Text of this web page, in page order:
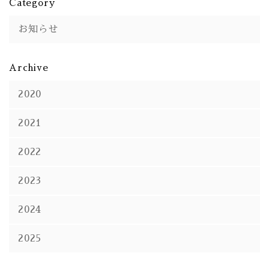
Category
お知らせ
Archive
2020
2021
2022
2023
2024
2025